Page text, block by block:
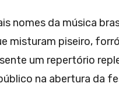
nomes da música
misturam piseiro,
um repertório
na abertura da